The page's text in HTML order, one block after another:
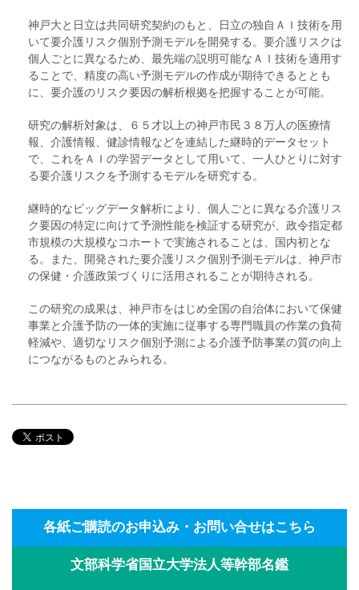
神戸大と日立は共同研究契約のもと、日立の独自ＡＩ技術を用
いて要介護リスク個別予測モデルを開発する。要介護リスクは
個人ごとに異なるため、最先端の説明可能なＡＩ技術を適用す
ることで、精度の高い予測モデルの作成が期待できるととも
に、要介護のリスク要因の解析根拠を把握することが可能。
研究の解析対象は、６５才以上の神戸市民３８万人の医療情
報、介護情報、健診情報などを連結した継時的データセット
で、これをＡＩの学習データとして用いて、一人ひとりに対す
る要介護リスクを予測するモデルを研究する。
継時的なビッグデータ解析により、個人ごとに異なる介護リス
ク要因の特定に向けて予測性能を検証する研究が、政令指定都
市規模の大規模なコホートで実施されることは、国内初とな
る。また、開発された要介護リスク個別予測モデルは、神戸市
の保健・介護政策づくりに活用されることが期待される。
この研究の成果は、神戸市をはじめ全国の自治体において保健
事業と介護予防の一体的実施に従事する専門職員の作業の負荷
軽減や、適切なリスク個別予測による介護予防事業の質の向上
につながるものとみられる。
各紙ご購読のお申込み・お問い合せはこちら
文部科学省国立大学法人等幹部名鑑